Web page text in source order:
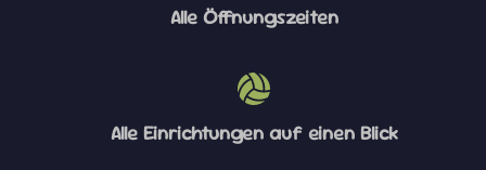
Alle Öffnungszeiten
Alle Einrichtungen auf einen Blick